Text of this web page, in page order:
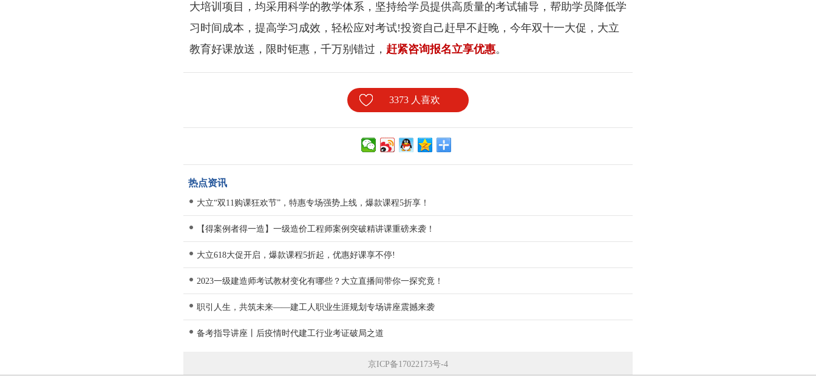
大培训项目，均采用科学的教学体系，坚持给学员提供高质量的考试辅导，帮助学员降低学
习时间成本，提高学习成效，轻松应对考试!投资自己赶早不赶晚，今年双十一大促， 大立
教育好课放送，限时钜惠，千万别错过， 赶紧咨询报名立享优惠。
3373 人喜欢
热点资讯
大立“双11购课狂欢节”，特惠专场强势上线，爆款课程5折享！
【得案例者得一造】一级造价工程师案例突破精讲课重磅来袭！
大立618大促开启，爆款课程5折起，优惠好课享不停!
2023一级建造师考试教材变化有哪些？大立直播间带你一探究竟！
职引人生，共筑未来——建工人职业生涯规划专场讲座震撼来袭
备考指导讲座丨后疫情时代建工行业考证破局之道
京ICP备17022173号-4